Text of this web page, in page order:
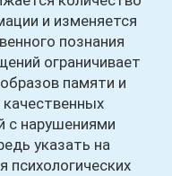
и изменяется
познания
ограничивает
памяти и
с нарушениями
указать на
психологических